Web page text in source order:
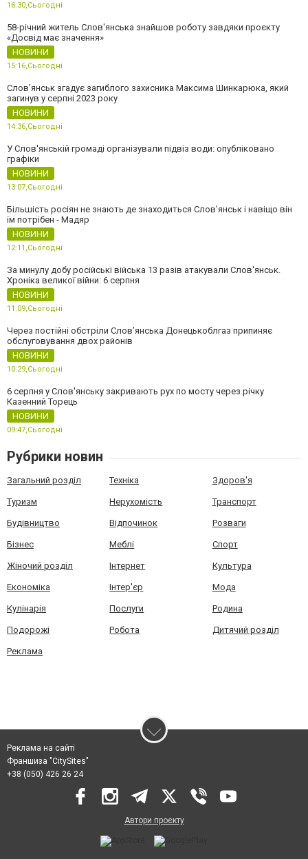
16:30,Сьогодні
58-річний житель Слов'янська знайшов роботу завдяки проєкту
«Досвід має значення»
НОВИНИ
15:16,Сьогодні
Слов’янськ згадує загиблого захисника Максима Шинкарюка, який
загинув у серпні 2023 року
НОВИНИ
14:36,Сьогодні
У Слов'янській громаді організували підвіз води: опубліковано
графіки
НОВИНИ
13:07,Сьогодні
Більшість росіян не знають де знаходиться Слов’янськ і навіщо він
їм потрібен - Мадяр
НОВИНИ
12:11,Сьогодні
За минулу добу російські війська 13 разів атакували Слов'янськ.
Хроніка великої війни: 6 серпня
НОВИНИ
11:09,Сьогодні
Через постійні обстріли Слов’янська Донецькоблгаз припиняє
обслуговування двох районів
НОВИНИ
10:29,Сьогодні
6 серпня у Слов'янську закривають рух по мосту через річку
Казенний Торець
НОВИНИ
09:47,Сьогодні
Рубрики новин
Загальний розділ Техніка Здоров'я
Туризм Нерухомість Транспорт
Будівництво Відпочинок Розваги
Бізнес Меблі Спорт
Жіночий розділ Інтернет Культура
Економіка Інтер'єр Мода
Кулінарія Послуги Родина
Подорожі Робота Дитячий розділ
Реклама
Реклама на сайті
Франшиза "CitySites"
+38 (050) 426 26 24
Автори проєкту